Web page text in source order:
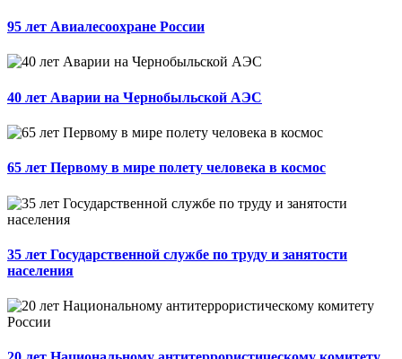
95 лет Авиалесоохране России
40 лет Аварии на Чернобыльской АЭС
65 лет Первому в мире полету человека в космос
35 лет Государственной службе по труду и занятости
населения